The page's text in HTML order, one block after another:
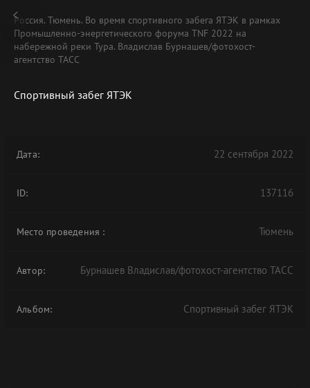
Россия. Тюмень. Во время спортивного забега ЯТЭК в рамках
Промышленно-энергетического форума TNF 2022 на
набережной реки Тура. Владислав Бурнашев/фотохост-
агентство ТАСС
Спортивный забег ЯТЭК
Дата: 22 сентября 2022
ID: 137116
Место проведения : Тюмень
Автор: Бурнашев Владислав/фотохост-агентство ТАСС
Альбом: Спортивный забег ЯТЭК